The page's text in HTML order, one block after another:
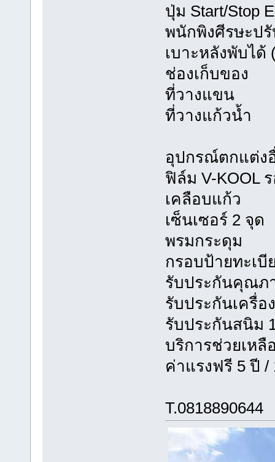
ปุ่ม Start/Stop
พนักพิงศีรษะป
เบาะหลังพับได้
ช่องเก็บของ
ที่วางแขน
ที่วางแก้วน้ำ
อุปกรณ์ตกแต่ง
ฟิล์ม V-KOOL
เคลือบแก้ว
เซ็นเซอร์ 2 จุด
พรมกระดุม
กรอบป้ายทะเบี
รับประกันคุณภา
รับประกันเครื่อ
รับประกันสนิม
บริการช่วยเหลื
ค่าแรงฟรี 5 ปี /
T.0818890644